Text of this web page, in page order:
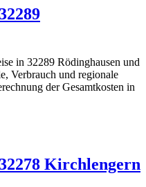
in 32289 Rödinghausen und
Verbrauch und regionale
der Gesamtkosten in
Kirchlengern